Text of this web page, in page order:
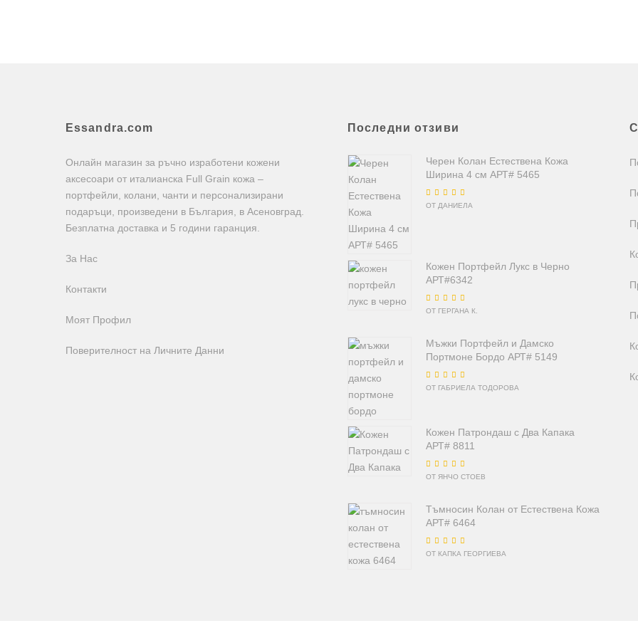
Essandra.com
Онлайн магазин за ръчно изработени кожени
аксесоари от италианска Full Grain кожа –
портфейли, колани, чанти и персонализирани
подаръци, произведени в България, в Асеновград.
Безплатна доставка и 5 години гаранция.
За Нас
Контакти
Моят Профил
Поверителност на Личните Данни
Последни отзиви
Черен Колан Естествена Кожа
Ширина 4 см АРТ# 5465
Оценено на
ОТ ДАНИЕЛА
Кожен Портфейл Лукс в Черно
АРТ#6342
Оценено на 5
ОТ ГЕРГАНА К.
Мъжки Портфейл и Дамско
Портмоне Бордо АРТ# 5149
Оценено на 5 от
ОТ ГАБРИЕЛА ТОДОРОВА
Кожен Патрондаш с Два Капака
АРТ# 8811
Оценено на5 от
ОТ ЯНЧО СТОЕВ
Тъмносин Колан от Естествена Кожа
АРТ# 6464
Оценено на5от
ОТ КАПКА ГЕОРГИЕВА